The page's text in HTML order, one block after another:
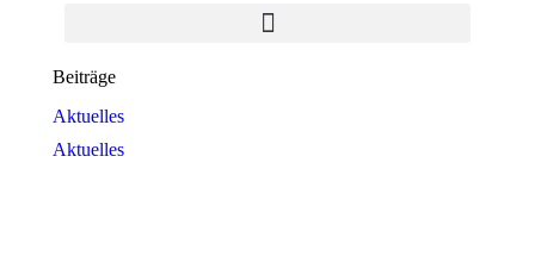
Beiträge
Aktuelles
Aktuelles